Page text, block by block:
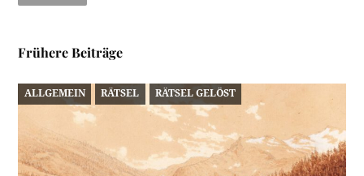
Frühere Beiträge
ALLGEMEIN RÄTSEL RÄTSEL GELÖST